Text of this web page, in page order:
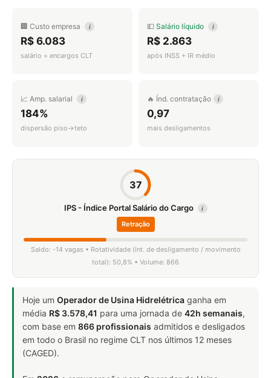
🏢 Custo empresa i
R$ 6.083
salário + encargos CLT
💵 Salário líquido i
R$ 2.863
após INSS + IR médio
📈 Amp. salarial i
184%
dispersão piso→teto
🔥 Índ. contratação i
0,97
mais desligamentos
37
IPS - Índice Portal Salário do Cargo i
Retração
Saldo: -14 vagas • Rotatividade (int. de desligamento / movimento
total): 50,8% • Volume: 866
Hoje um Operador de Usina Hidrelétrica ganha em
média R$ 3.578,41 para uma jornada de 42h semanais,
com base em 866 profissionais admitidos e desligados
em todo o Brasil no regime CLT nos últimos 12 meses
(CAGED).